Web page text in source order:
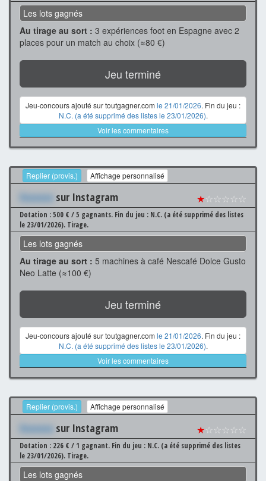
Les lots gagnés
Au tirage au sort : 3 expériences foot en Espagne avec 2
places pour un match au choix (≈80 €)
Jeu terminé
Jeu-concours ajouté sur toutgagner.com le 21/01/2026. Fin du jeu :
N.C. (a été supprimé des listes le 23/01/2026).
Voir les commentaires
Replier (provis.) Affichage personnalisé
Xxxxxxx sur Instagram ★☆☆☆☆☆
Dotation : 500 € / 5 gagnants. Fin du jeu : N.C. (a été supprimé des listes
le 23/01/2026). Tirage.
Les lots gagnés
Au tirage au sort : 5 machines à café Nescafé Dolce Gusto
Neo Latte (≈100 €)
Jeu terminé
Jeu-concours ajouté sur toutgagner.com le 21/01/2026. Fin du jeu :
N.C. (a été supprimé des listes le 23/01/2026).
Voir les commentaires
Replier (provis.) Affichage personnalisé
Xxxxxxx sur Instagram ★☆☆☆☆☆
Dotation : 226 € / 1 gagnant. Fin du jeu : N.C. (a été supprimé des listes
le 23/01/2026). Tirage.
Les lots gagnés